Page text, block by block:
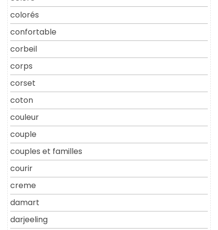
colorés
confortable
corbeil
corps
corset
coton
couleur
couple
couples et familles
courir
creme
damart
darjeeling